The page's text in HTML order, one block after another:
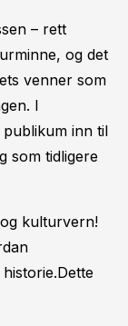
– rett
og det
venner som
I
inn til
som tidligere
kulturvern!